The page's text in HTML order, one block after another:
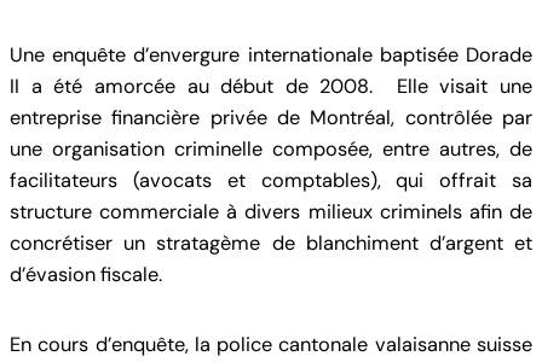
Une enquête d’envergure internationale baptisée Dorade
II a été amorcée au début de 2008. Elle visait une
entreprise financière privée de Montréal, contrôlée par
une organisation criminelle composée, entre autres, de
facilitateurs (avocats et comptables), qui offrait sa
structure commerciale à divers milieux criminels afin de
concrétiser un stratagème de blanchiment d’argent et
d’évasion fiscale.
En cours d’enquête, la police cantonale valaisanne suisse